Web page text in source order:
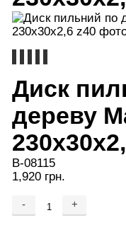
Диск
дереву
B-08115
1,920 грн.
- +